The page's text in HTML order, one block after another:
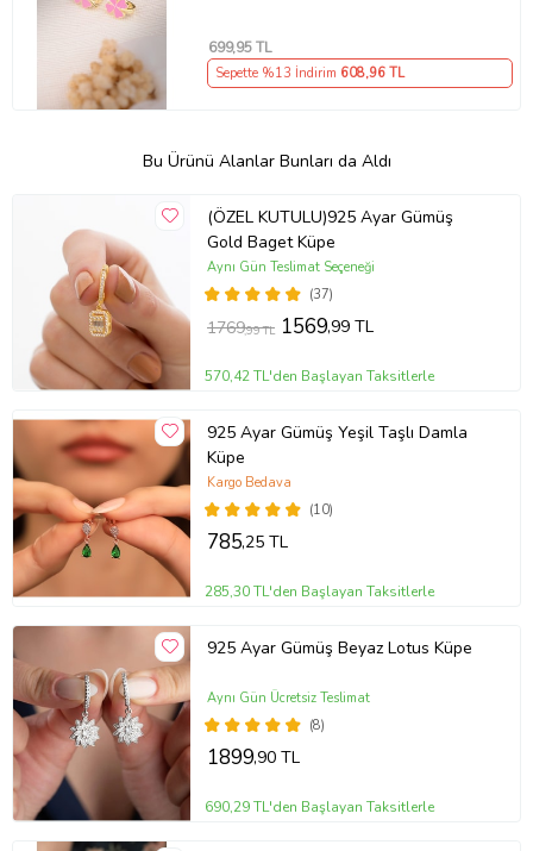
699,95 TL
Sepette %13 İndirim 608,96 TL
Bu Ürünü Alanlar Bunları da Aldı
(ÖZEL KUTULU)925 Ayar Gümüş
Gold Baget Küpe
(37)
Aynı Gün Teslimat Seçeneği
1769,99 TL 1569,99 TL
570,42 TL'den Başlayan Taksitlerle
925 Ayar Gümüş Yeşil Taşlı Damla
Küpe
(10)
Kargo Bedava
785,25 TL
285,30 TL'den Başlayan Taksitlerle
925 Ayar Gümüş Beyaz Lotus Küpe
(8)
Aynı Gün Ücretsiz Teslimat
1899,90 TL
690,29 TL'den Başlayan Taksitlerle